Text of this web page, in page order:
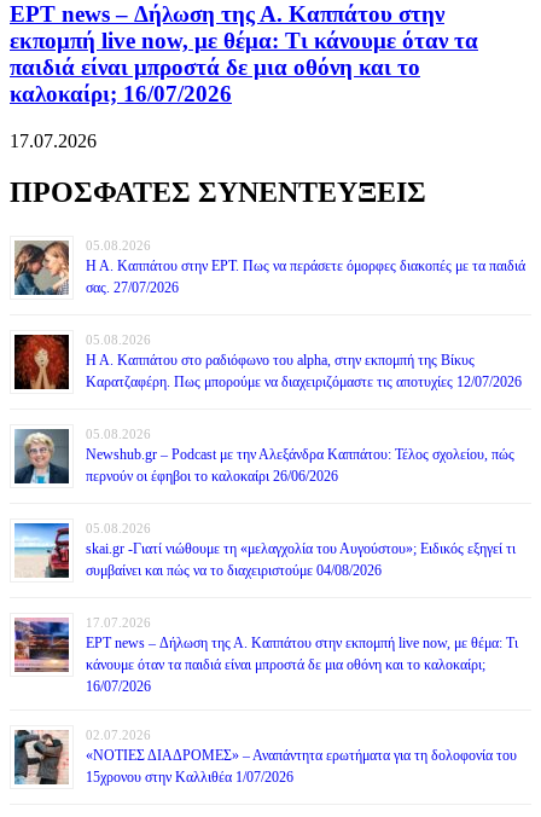
ΕΡΤ news – Δήλωση της Α. Καππάτου στην
εκπομπή live now, με θέμα: Τι κάνουμε όταν τα
παιδιά είναι μπροστά δε μια οθόνη και το
καλοκαίρι; 16/07/2026
17.07.2026
ΠΡΟΣΦΑΤΕΣ ΣΥΝΕΝΤΕΥΞΕΙΣ
05.08.2026
Η Α. Καππάτου στην ΕΡΤ. Πως να περάσετε όμορφες διακοπές με τα παιδιά
σας. 27/07/2026
05.08.2026
Η Α. Καππάτου στο ραδιόφωνο του alpha, στην εκπομπή της Βίκυς
Καρατζαφέρη. Πως μπορούμε να διαχειριζόμαστε τις αποτυχίες 12/07/2026
05.08.2026
Newshub.gr – Podcast με την Αλεξάνδρα Καππάτου: Τέλος σχολείου, πώς
περνούν οι έφηβοι το καλοκαίρι 26/06/2026
05.08.2026
skai.gr -Γιατί νιώθουμε τη «μελαγχολία του Αυγούστου»; Ειδικός εξηγεί τι
συμβαίνει και πώς να το διαχειριστούμε 04/08/2026
17.07.2026
ΕΡΤ news – Δήλωση της Α. Καππάτου στην εκπομπή live now, με θέμα: Τι
κάνουμε όταν τα παιδιά είναι μπροστά δε μια οθόνη και το καλοκαίρι;
16/07/2026
02.07.2026
«ΝΟΤΙΕΣ ΔΙΑΔΡΟΜΕΣ» – Αναπάντητα ερωτήματα για τη δολοφονία του
15χρονου στην Καλλιθέα 1/07/2026